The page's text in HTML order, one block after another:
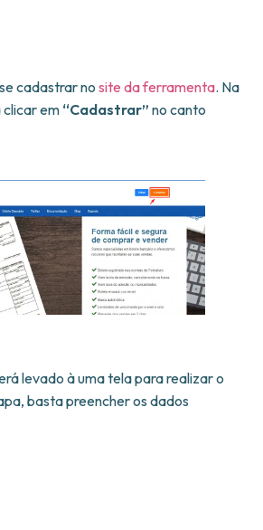
cadastrar no site da ferramenta. Na
clicar em “Cadastrar” no canto
levado à uma tela para realizar o
basta preencher os dados